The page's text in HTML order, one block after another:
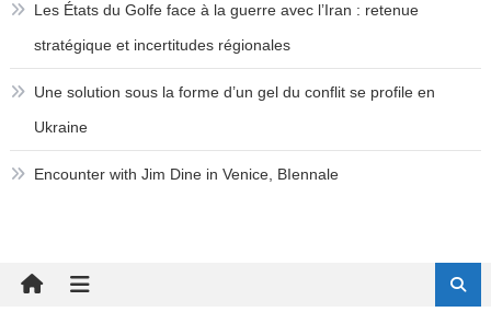
Les États du Golfe face à la guerre avec l’Iran : retenue
stratégique et incertitudes régionales
Une solution sous la forme d’un gel du conflit se profile en
Ukraine
Encounter with Jim Dine in Venice, BIennale